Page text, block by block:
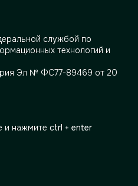
службой по
технологий и
Эл № ФС77-89469 от 20
и нажмите ctrl + enter